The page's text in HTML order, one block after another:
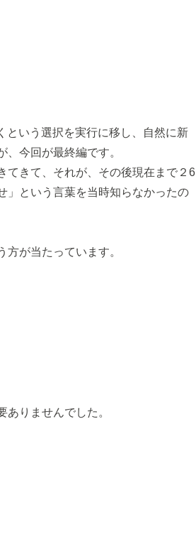
という選択を実行に移し、自然に新
今回が最終編です。
てきて、それが、その後現在まで２6
」という言葉を当時知らなかったの
が当たっています。
りませんでした。